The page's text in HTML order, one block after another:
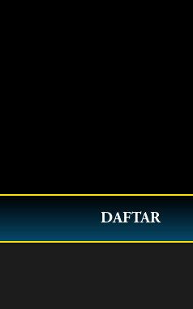
DAFTAR